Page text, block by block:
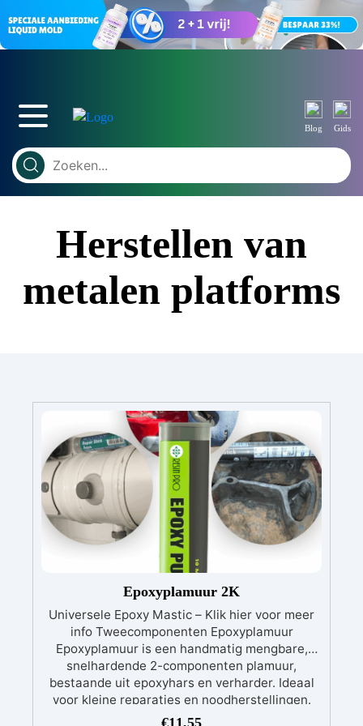
Blog Gids
Herstellen van
metalen platforms
Epoxyplamuur 2K
Universele Epoxy Mastic – Klik hier voor meer
info Tweecomponenten Epoxyplamuur
Epoxyplamuur is een handmatig mengbare,
snelhardende 2-componenten plamuur,
bestaande uit epoxyhars en verharder. Ideaal
voor kleine reparaties en noodherstellingen.
Veelzijdig inzetbaar Deze 2-componenten
€11,55